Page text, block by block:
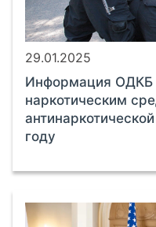
29.01.2025
Информация ОДКБ
наркотическим
году